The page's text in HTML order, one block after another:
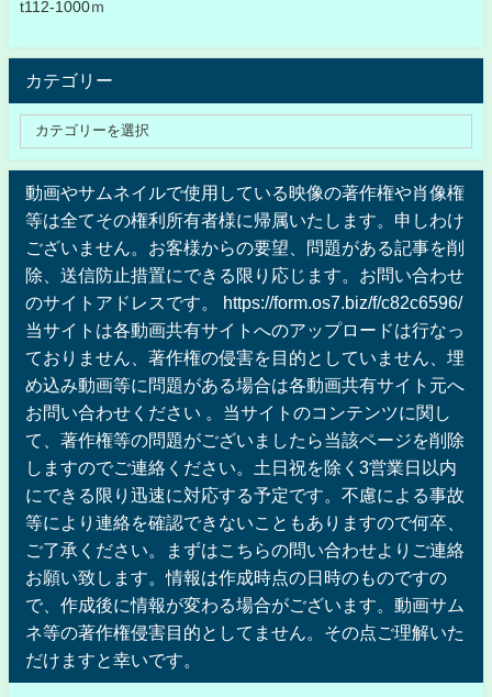
t112-1000ｍ
カテゴリー
動画やサムネイルで使用している映像の著作権や肖像権
等は全てその権利所有者様に帰属いたします。申しわけ
ございません。お客様からの要望、問題がある記事を削
除、送信防止措置にできる限り応じます。お問い合わせ
のサイトアドレスです。 https://form.os7.biz/f/c82c6596/
当サイトは各動画共有サイトへのアップロードは行なっ
ておりません、著作権の侵害を目的としていません、埋
め込み動画等に問題がある場合は各動画共有サイト元へ
お問い合わせください 。当サイトのコンテンツに関し
て、著作権等の問題がございましたら当該ページを削除
しますのでご連絡ください。土日祝を除く3営業日以内
にできる限り迅速に対応する予定です。不慮による事故
等により連絡を確認できないこともありますので何卒、
ご了承ください。まずはこちらの問い合わせよりご連絡
お願い致します。情報は作成時点の日時のものですの
で、作成後に情報が変わる場合がございます。動画サム
ネ等の著作権侵害目的としてません。その点ご理解いた
だけますと幸いです。